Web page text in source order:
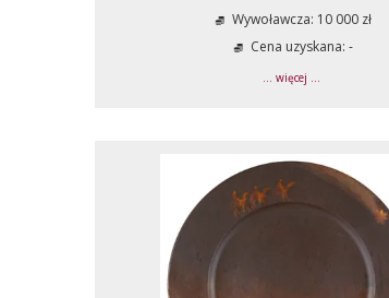
Wywoławcza: 10 000 zł
Cena uzyskana: -
... więcej ...